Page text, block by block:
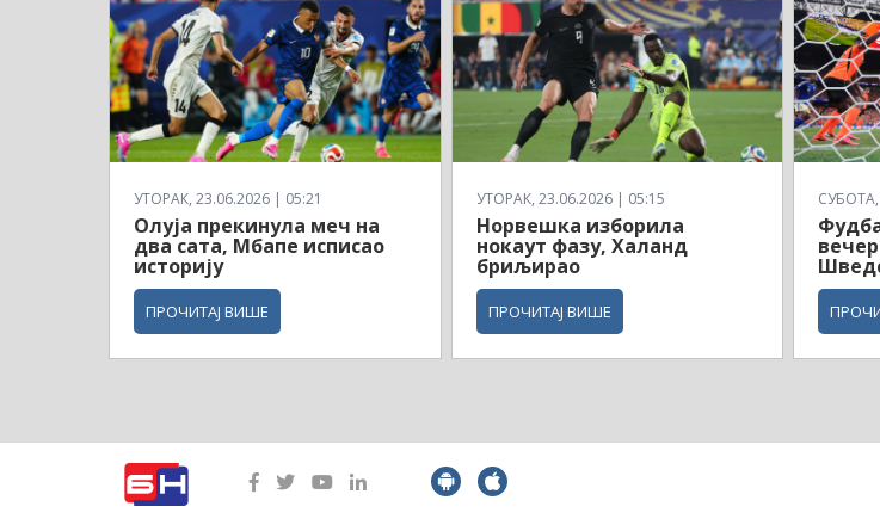
УТОРАК, 23.06.2026 | 05:21
Олуја прекинула меч на
два сата, Мбапе исписао
историју
ПРОЧИТАЈ ВИШЕ
УТОРАК, 23.06.2026 | 05:15
Норвешка изборила
нокаут фазу, Халанд
бриљирао
ПРОЧИТАЈ ВИШЕ
СУБОТА,